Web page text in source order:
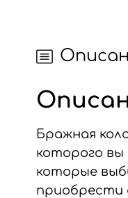
Бражная
которого
которые
приобрести